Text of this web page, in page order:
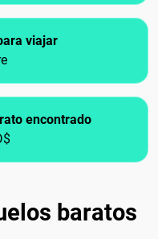
viajar
encontrado
baratos